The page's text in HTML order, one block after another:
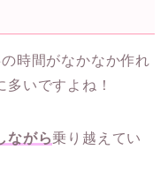
時間がなかなか作れ
いですよね！
ながら乗り越えてい